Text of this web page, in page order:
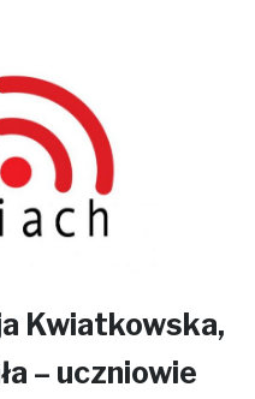
Kwiatkowska,
– uczniowie